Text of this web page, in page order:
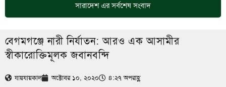
সারাদেশএর সর্বশেষ সংবাদ
বেগমগঞ্জে নারী নির্যাতন: আরও এক আসামীর
স্বীকারোক্তিমূলক জবানবন্দি
যায়যায়কাল অক্টোবর ১০, ২০২০ ৪:২৭ অপরাহ্ণ